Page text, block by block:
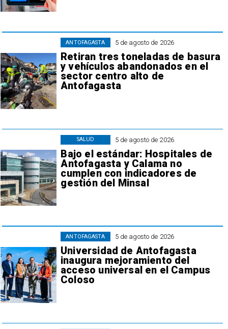
5 de agosto de 2026
Retiran tres toneladas de basura
y vehículos abandonados en el
sector centro alto de
Antofagasta
ANTOFAGASTA
5 de agosto de 2026
Bajo el estándar: Hospitales de
Antofagasta y Calama no
cumplen con indicadores de
gestión del Minsal
SALUD
5 de agosto de 2026
Universidad de Antofagasta
inaugura mejoramiento del
acceso universal en el Campus
Coloso
ANTOFAGASTA